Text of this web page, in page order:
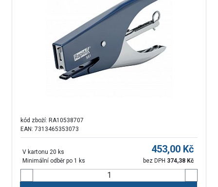
kód zboží: RA10538707
EAN: 7313465353073
V kartonu 20 ks
Minimální odběr po 1 ks
453,00 Kč
bez DPH 374,38 Kč